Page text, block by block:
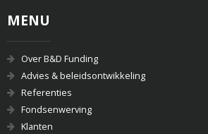
MENU
Over B&D Funding
Advies & beleidsontwikkeling
Referenties
Fondsenwerving
Klanten